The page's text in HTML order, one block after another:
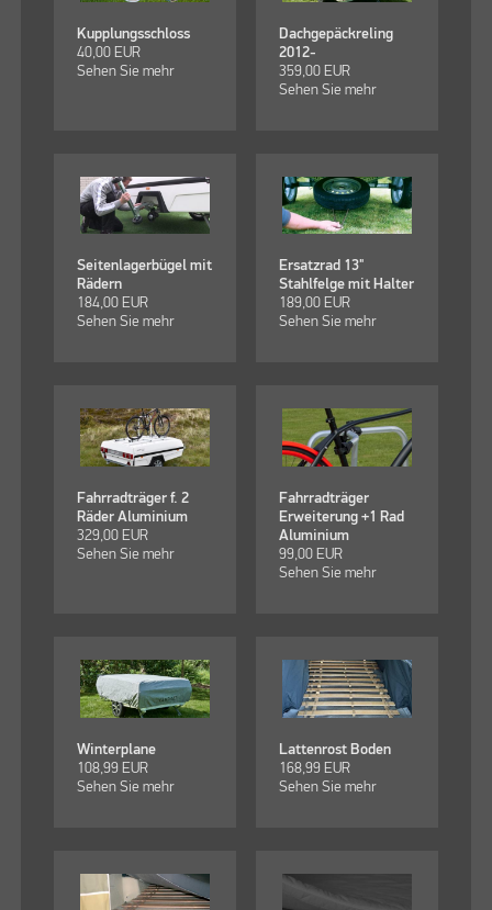
Kupplungsschloss
40,00 EUR
Sehen Sie mehr
Dachgepäckreling
2012-
359,00 EUR
Sehen Sie mehr
Seitenlagerbügel mit
Rädern
184,00 EUR
Sehen Sie mehr
Ersatzrad 13"
Stahlfelge mit Halter
189,00 EUR
Sehen Sie mehr
Fahrradträger f. 2
Räder Aluminium
329,00 EUR
Sehen Sie mehr
Fahrradträger
Erweiterung +1 Rad
Aluminium
99,00 EUR
Sehen Sie mehr
Winterplane
108,99 EUR
Sehen Sie mehr
Lattenrost Boden
168,99 EUR
Sehen Sie mehr